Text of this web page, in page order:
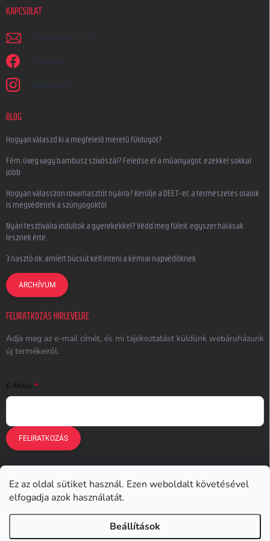
Ez az oldal sütiket használ. Ezen weboldalt követésével
elfogadja azok használatát.
Beállítások
KAPCSOLAT
irjon @ earplugs.hu
Facebook
earplugs.hu
BLOG
Hogyan válaszd ki a megfelelő méretű füldugót?
Fém, üveg vagy bambusz szívószál? Felejtse el a műanyagot, ezekkel sokkal
jobb
Hogyan válasszon rovarriasztót nyárra? Kerülje a DEET-et, a természetes olajok
is megvédenek a szúnyogoktól
Nyári fesztiválra indultok a gyerekekkel? Védd meg füleit, egyszer hálásak
lesznek érte
3 riasztó ok, amiért búcsút kell inteni a kémiai napvédőknek
ARCHÍVUM
FELIRATKOZÁS HÍRLEVÉLRE
Adja meg az e-mail címét, és mi tájékoztatást küldünk webáruházunk
új termékeiről.
E-MAIL
FELIRATKOZÁS
Earplugs.cz Earplugs.sk
Earplugs.at Earplugs.ro Lunesto.cz